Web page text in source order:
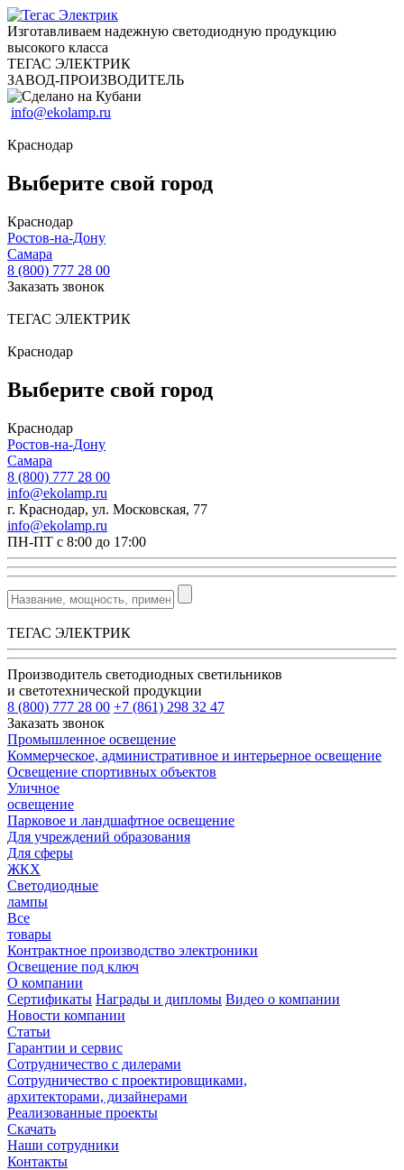
Изготавливаем надежную светодиодную продукцию
высокого класса
ТЕГАС ЭЛЕКТРИК
ЗАВОД-ПРОИЗВОДИТЕЛЬ
info@ekolamp.ru
Краснодар
Выберите свой город
Краснодар
Ростов-на-Дону
Самара
8 (800) 777 28 00
Заказать звонок
ТЕГАС ЭЛЕКТРИК
Краснодар
Выберите свой город
Краснодар
Ростов-на-Дону
Самара
8 (800) 777 28 00
info@ekolamp.ru
г. Краснодар, ул. Московская, 77
info@ekolamp.ru
ПН-ПТ с 8:00 до 17:00
ТЕГАС ЭЛЕКТРИК
Производитель светодиодных светильников
и светотехнической продукции
8 (800) 777 28 00 +7 (861) 298 32 47
Заказать звонок
Промышленное освещение
Коммерческое, административное и интерьерное освещение
Освещение спортивных объектов
Уличное
освещение
Парковое и ландшафтное освещение
Для учреждений образования
Для сферы
ЖКХ
Светодиодные
лампы
Все
товары
Контрактное производство электроники
Освещение под ключ
О компании
Сертификаты Награды и дипломы Видео о компании
Новости компании
Статьи
Гарантии и сервис
Сотрудничество с дилерами
Сотрудничество с проектировщиками,
архитекторами, дизайнерами
Реализованные проекты
Скачать
Наши сотрудники
Контакты